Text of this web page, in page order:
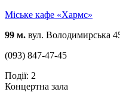
Міське кафе «Хармс»
99 м. вул. Володимирська
(093) 847-47-45
Події: 2
Концертна зала